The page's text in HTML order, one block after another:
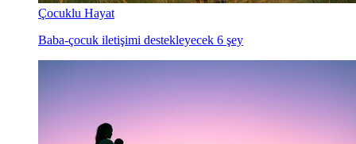
Çocuklu Hayat
Baba-çocuk iletişimi destekleyecek 6 şey